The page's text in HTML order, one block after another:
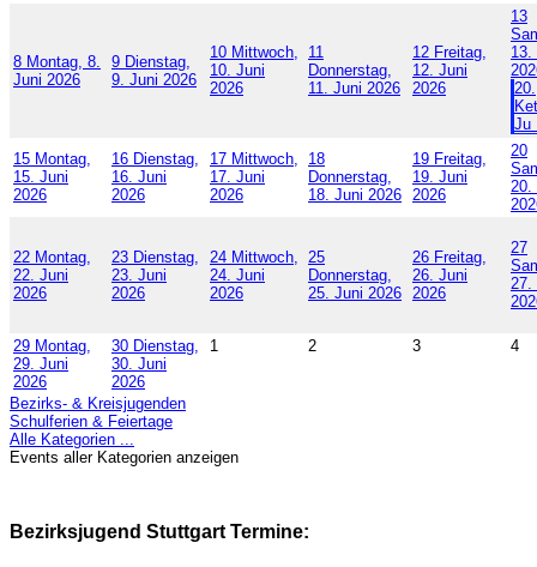
8 Montag, 8.
Juni 2026
9 Dienstag,
9. Juni 2026
10 Mittwoch,
10. Juni
2026
11
Donnerstag,
11. Juni 2026
12 Freitag,
12. Juni
2026
13
13.
20.
Ju
15 Montag,
15. Juni
2026
16 Dienstag,
16. Juni
2026
17 Mittwoch,
17. Juni
2026
18
Donnerstag,
18. Juni 2026
19 Freitag,
19. Juni
2026
20
20.
22 Montag,
22. Juni
2026
23 Dienstag,
23. Juni
2026
24 Mittwoch,
24. Juni
2026
25
Donnerstag,
25. Juni 2026
26 Freitag,
26. Juni
2026
27
27.
29 Montag,
29. Juni
2026
30 Dienstag,
30. Juni
2026
1 2 3 4
Bezirks- & Kreisjugenden
Schulferien & Feiertage
Alle Kategorien ...
Events aller Kategorien anzeigen
Bezirksjugend Stuttgart Termine: